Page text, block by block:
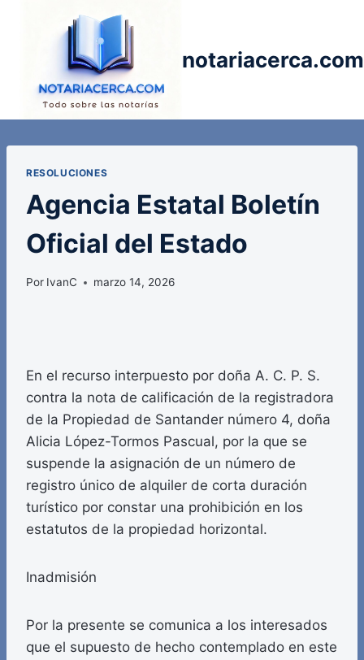
notariacerca.com
RESOLUCIONES
Agencia Estatal Boletín
Oficial del Estado
Por IvanC marzo 14, 2026
En el recurso interpuesto por doña A. C. P. S.
contra la nota de calificación de la registradora
de la Propiedad de Santander número 4, doña
Alicia López-Tormos Pascual, por la que se
suspende la asignación de un número de
registro único de alquiler de corta duración
turístico por constar una prohibición en los
estatutos de la propiedad horizontal.
Inadmisión
Por la presente se comunica a los interesados
que el supuesto de hecho contemplado en este